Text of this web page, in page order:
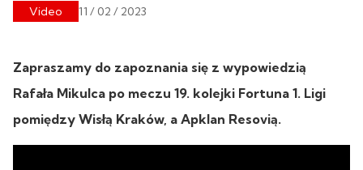
Video 11 / 02 / 2023
Zapraszamy do zapoznania się z wypowiedzią
Rafała Mikulca po meczu 19. kolejki Fortuna 1. Ligi
pomiędzy Wisłą Kraków, a Apklan Resovią.